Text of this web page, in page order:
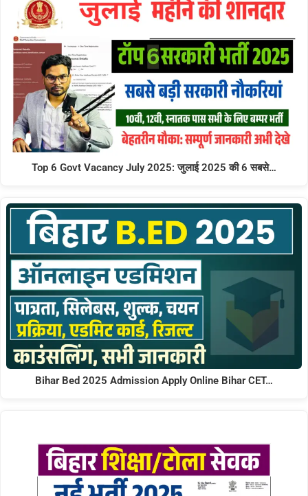
Top 6 Govt Vacancy July 2025: जुलाई 2025 की 6 सबसे…
Bihar Bed 2025 Admission Apply Online Bihar CET…